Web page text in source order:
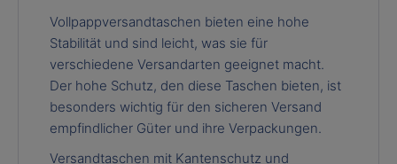
Vollpappversandtaschen bieten eine hohe
Stabilität und sind leicht, was sie für
verschiedene Versandarten geeignet macht.
Der hohe Schutz, den diese Taschen bieten, ist
besonders wichtig für den sicheren Versand
empfindlicher Güter und ihre Verpackungen.
Versandtaschen mit Kantenschutz und